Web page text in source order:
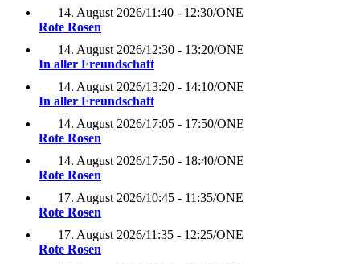
14. August 2026/11:40 - 12:30/ONE
Rote Rosen
14. August 2026/12:30 - 13:20/ONE
In aller Freundschaft
14. August 2026/13:20 - 14:10/ONE
In aller Freundschaft
14. August 2026/17:05 - 17:50/ONE
Rote Rosen
14. August 2026/17:50 - 18:40/ONE
Rote Rosen
17. August 2026/10:45 - 11:35/ONE
Rote Rosen
17. August 2026/11:35 - 12:25/ONE
Rote Rosen